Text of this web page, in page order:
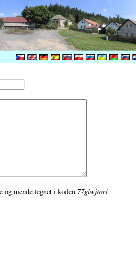
og niende tegnet i koden 77giwjtori